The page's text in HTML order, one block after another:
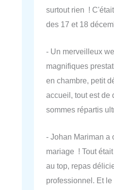
surtout rien !
des 17 et 18
- Un merveilleux
magnifiques
en chambre, petit
accueil, tout est de
sommes répartis
- Johan Mariman a
mariage ! Tout
au top, repas
professionnel. Et